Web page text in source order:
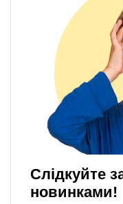
Слідкуйте
новинками!